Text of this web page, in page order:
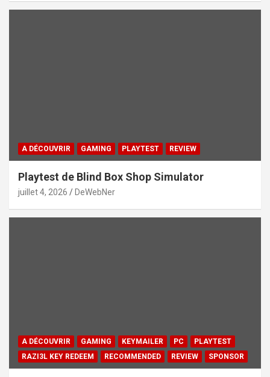
A DÉCOUVRIR GAMING PLAYTEST REVIEW
Playtest de Blind Box Shop Simulator
juillet 4, 2026 DeWebNer
A DÉCOUVRIR GAMING KEYMAILER PC
PLAYTEST
RAZI3L KEY REDEEM
RECOMMENDED REVIEW SPONSOR